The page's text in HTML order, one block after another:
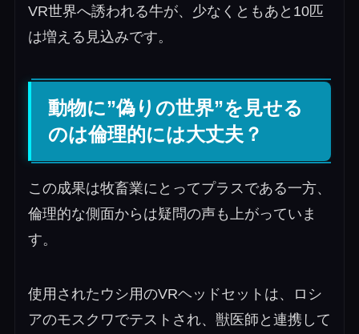
VR世界へ誘われる牛が、少なくともあと10匹
は増える見込みです。
動物に”偽りの世界”を見せる
のは倫理的には大丈夫？
この成果は牧畜業にとってプラスである一方、
倫理的な側面からは疑問の声も上がっていま
す。
使用されたウシ用のVRヘッドセットは、ロシ
アのモスクワでテストされ、獣医師と連携して